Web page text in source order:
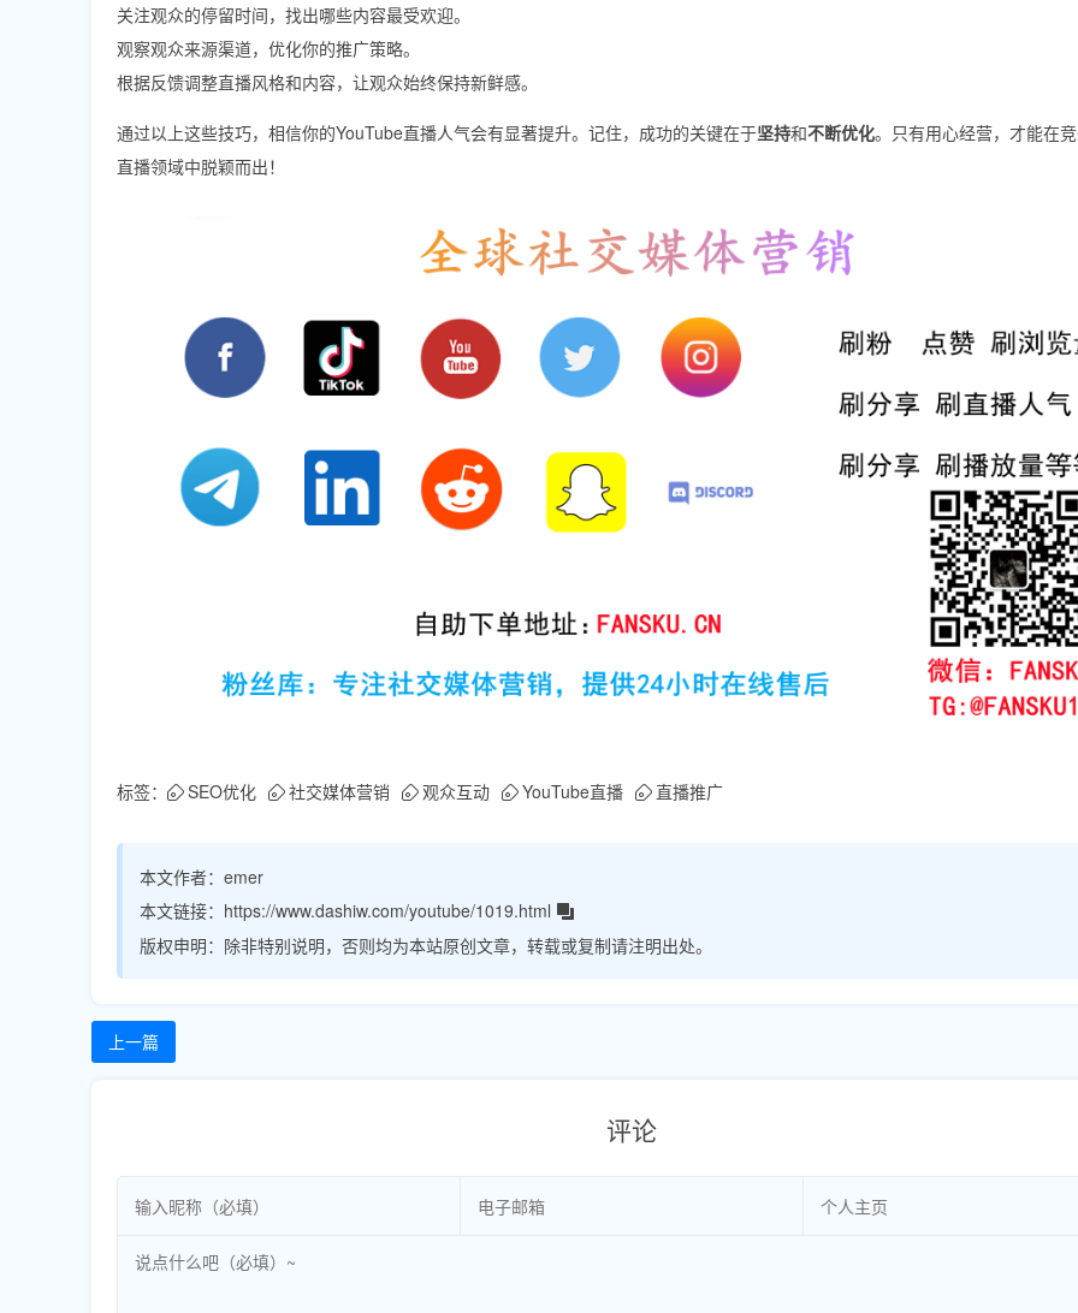
关注观众的停留时间，找出哪些内容最受欢迎。
观察观众来源渠道，优化你的推广策略。
根据反馈调整直播风格和内容，让观众始终保持新鲜感。
通过以上这些技巧，相信你的YouTube直播人气会有显著提升。记住，成功的关键在于坚持和不断优化。只有用心经营，才能在
直播领域中脱颖而出！
标签： SEO优化 社交媒体营销 观众互动 YouTube直播 直播推广
本文作者： emer
本文链接： https://www.dashiw.com/youtube/1019.html
版权申明： 除非特别说明，否则均为本站原创文章，转载或复制请注明出处。
上一篇
评论